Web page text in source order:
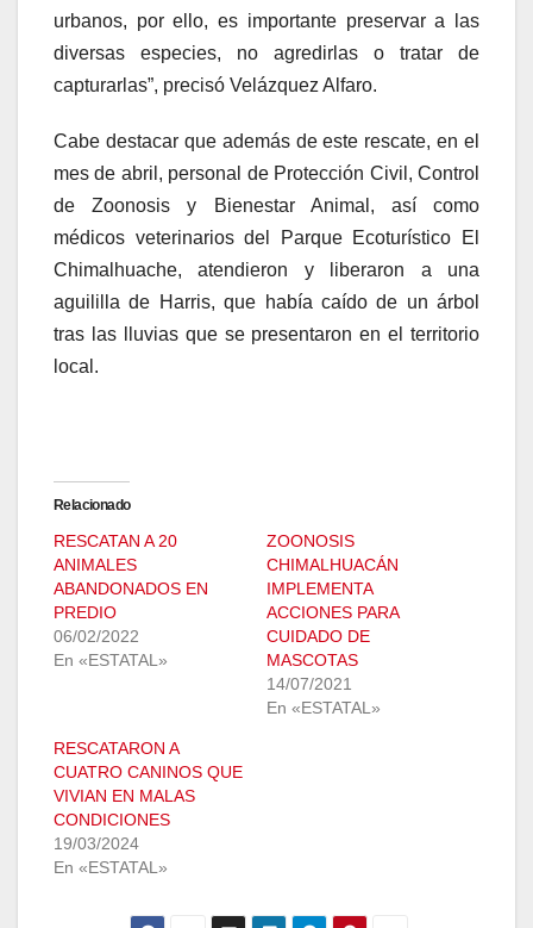
urbanos, por ello, es importante preservar a las
diversas especies, no agredirlas o tratar de
capturarlas”, precisó Velázquez Alfaro.
Cabe destacar que además de este rescate, en el
mes de abril, personal de Protección Civil, Control
de Zoonosis y Bienestar Animal, así como
médicos veterinarios del Parque Ecoturístico El
Chimalhuache, atendieron y liberaron a una
aguililla de Harris, que había caído de un árbol
tras las lluvias que se presentaron en el territorio
local.
Relacionado
RESCATAN A 20
ANIMALES
ABANDONADOS EN
PREDIO
06/02/2022
En «ESTATAL»
ZOONOSIS
CHIMALHUACÁN
IMPLEMENTA
ACCIONES PARA
CUIDADO DE
MASCOTAS
14/07/2021
En «ESTATAL»
RESCATARON A
CUATRO CANINOS QUE
VIVIAN EN MALAS
CONDICIONES
19/03/2024
En «ESTATAL»